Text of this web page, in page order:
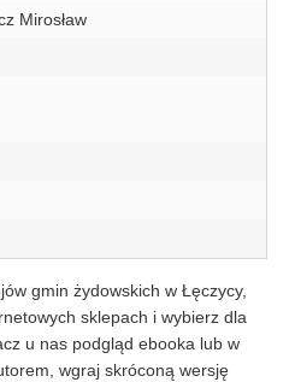
Mirosław
gmin żydowskich w Łęczycy,
sklepach i wybierz dla
u nas podgląd ebooka lub w
wgraj skróconą wersję